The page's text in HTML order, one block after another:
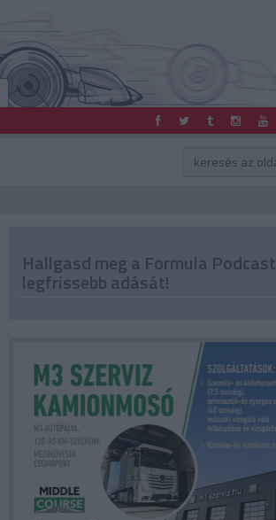
Hallgasd meg a Formula Podcast
legfrissebb adását!